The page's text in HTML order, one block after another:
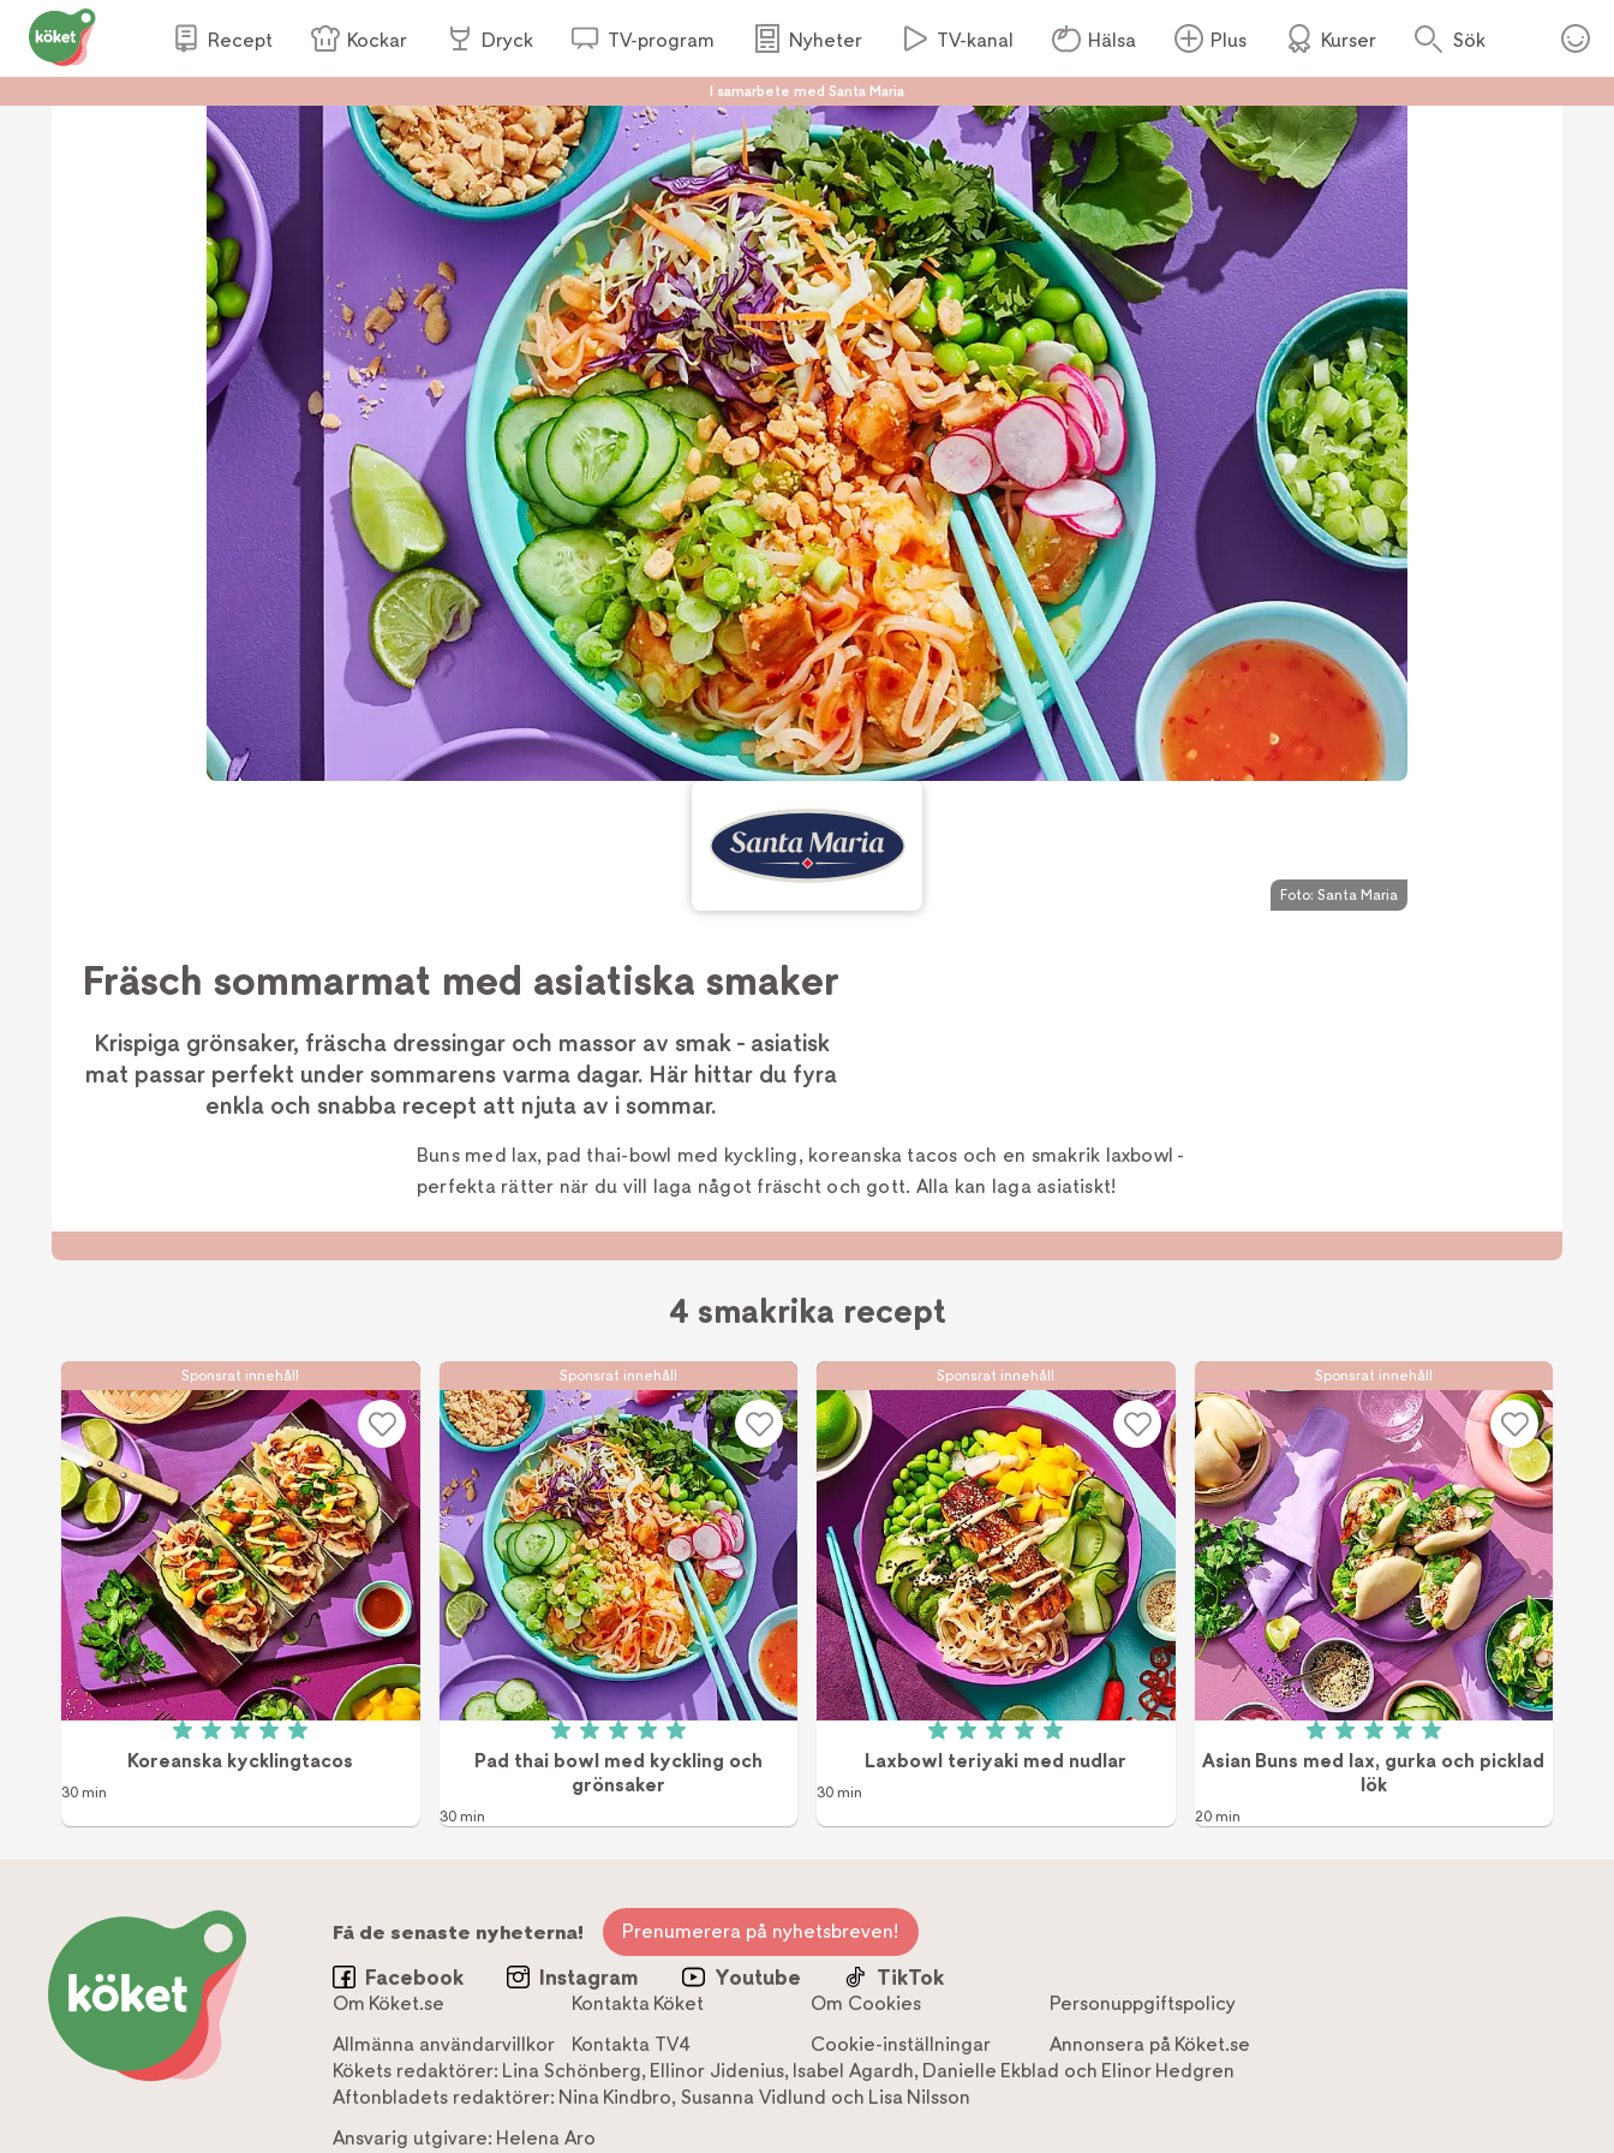
Recept Kockar Dryck TV-program Nyheter TV-kanal Hälsa Plus Kurser Sök
I samarbete med Santa Maria
Foto: Santa Maria
Fräsch sommarmat med asiatiska smaker
Krispiga grönsaker, fräscha dressingar och massor av smak - asiatisk
mat passar perfekt under sommarens varma dagar. Här hittar du fyra
enkla och snabba recept att njuta av i sommar.
Buns med lax, pad thai-bowl med kyckling, koreanska tacos och en smakrik laxbowl -
perfekta rätter när du vill laga något fräscht och gott. Alla kan laga asiatiskt!
4 smakrika recept
Sponsrat innehåll
Betyg: 5 av 5 (5 röster)
Koreanska kycklingtacos
30 min
Sponsrat innehåll
Betyg: 5 av 5 (4 röster)
Pad thai bowl med kyckling och
grönsaker
30 min
Sponsrat innehåll
Betyg: 5 av 5 (9 röster)
Laxbowl teriyaki med nudlar
30 min
Sponsrat innehåll
Betyg: 5 av 5 (3 röster)
Asian Buns med lax, gurka och picklad
lök
20 min
Få de senaste nyheterna! Prenumerera på nyhetsbreven!
Facebook Instagram Youtube TikTok
Om Köket.se Kontakta Köket Om Cookies
Personuppgiftspolicy
Allmänna användarvillkor
Kontakta TV4 Cookie-inställningar
Annonsera på Köket.se
Kökets redaktörer: Lina Schönberg, Ellinor Jidenius, Isabel Agardh, Danielle Ekblad och Elinor Hedgren
Aftonbladets redaktörer: Nina Kindbro, Susanna Vidlund och Lisa Nilsson
Ansvarig utgivare: Helena Aro